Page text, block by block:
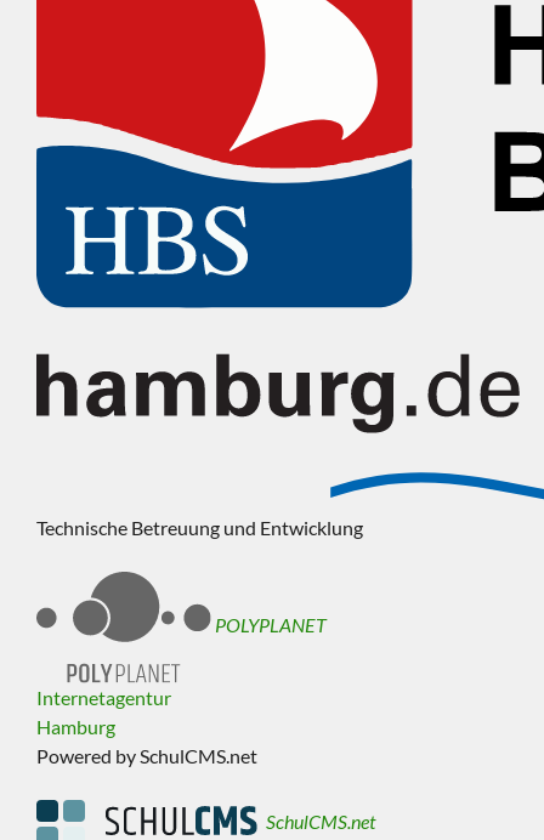
Technische Betreuung und Entwicklung
POLYPLANET
Internetagentur
Hamburg
Powered by SchulCMS.net
SchulCMS.net